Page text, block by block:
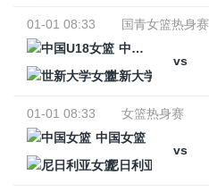
01-01 08:33
国青女篮热身赛
中国U18女篮
vs
世新大学女篮
01-01 08:33
女篮热身赛
中国女篮
vs
尼日利亚女篮